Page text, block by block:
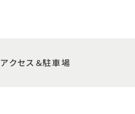
アクセス＆駐車場